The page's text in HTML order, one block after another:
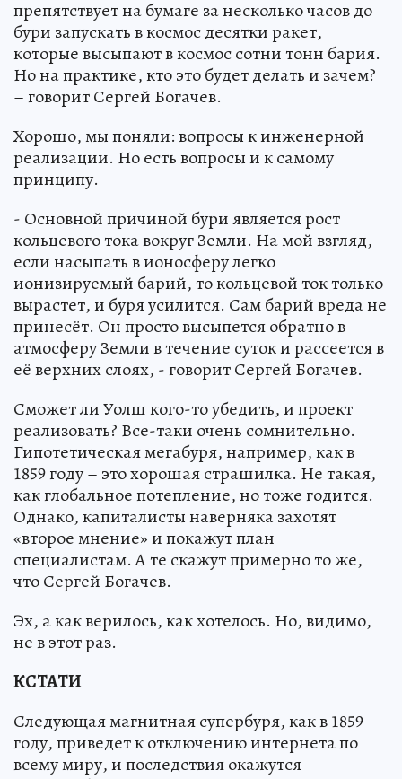
препятствует на бумаге за несколько часов до
бури запускать в космос десятки ракет,
которые высыпают в космос сотни тонн бария.
Но на практике, кто это будет делать и зачем?
– говорит Сергей Богачев.
Хорошо, мы поняли: вопросы к инженерной
реализации. Но есть вопросы и к самому
принципу.
- Основной причиной бури является рост
кольцевого тока вокруг Земли. На мой взгляд,
если насыпать в ионосферу легко
ионизируемый барий, то кольцевой ток только
вырастет, и буря усилится. Сам барий вреда не
принесёт. Он просто высыпется обратно в
атмосферу Земли в течение суток и рассеется в
её верхних слоях, - говорит Сергей Богачев.
Сможет ли Уолш кого-то убедить, и проект
реализовать? Все-таки очень сомнительно.
Гипотетическая мегабуря, например, как в
1859 году – это хорошая страшилка. Не такая,
как глобальное потепление, но тоже годится.
Однако, капиталисты наверняка захотят
«второе мнение» и покажут план
специалистам. А те скажут примерно то же,
что Сергей Богачев.
Эх, а как верилось, как хотелось. Но, видимо,
не в этот раз.
КСТАТИ
Следующая магнитная супербуря, как в 1859
году, приведет к отключению интернета по
всему миру, и последствия окажутся